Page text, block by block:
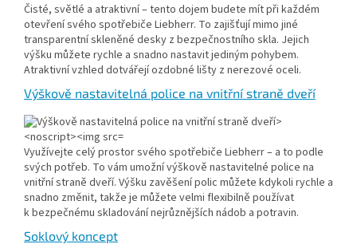
Čisté, světlé a atraktivní – tento dojem budete mít při každém
otevření svého spotřebiče Liebherr. To zajišťují mimo jiné
transparentní skleněné desky z bezpečnostního skla. Jejich
výšku můžete rychle a snadno nastavit jediným pohybem.
Atraktivní vzhled dotvářejí ozdobné lišty z nerezové oceli.
Výškově nastavitelná police na vnitřní straně dveří
Využívejte celý prostor svého spotřebiče Liebherr – a to podle
svých potřeb. To vám umožní výškově nastavitelné police na
vnitřní straně dveří. Výšku zavěšení polic můžete kdykoli rychle a
snadno změnit, takže je můžete velmi flexibilně používat
k bezpečnému skladování nejrůznějších nádob a potravin.
Soklový koncept